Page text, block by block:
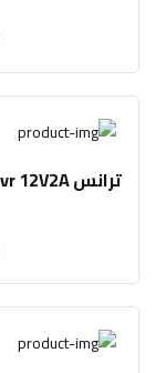
ترانس dvr 12V2A